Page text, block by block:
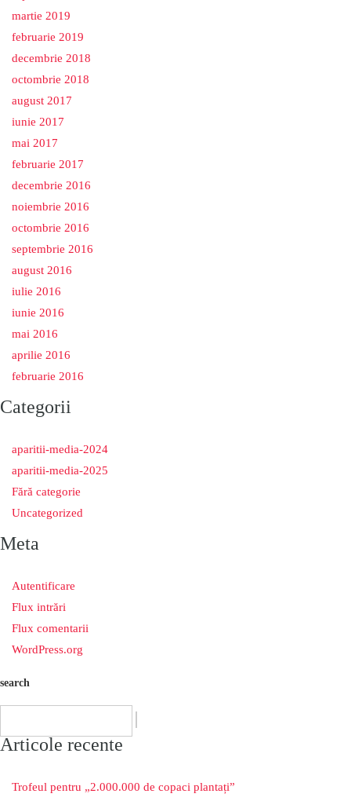
martie 2019
februarie 2019
decembrie 2018
octombrie 2018
august 2017
iunie 2017
mai 2017
februarie 2017
decembrie 2016
noiembrie 2016
octombrie 2016
septembrie 2016
august 2016
iulie 2016
iunie 2016
mai 2016
aprilie 2016
februarie 2016
Categorii
aparitii-media-2024
aparitii-media-2025
Fără categorie
Uncategorized
Meta
Autentificare
Flux intrări
Flux comentarii
WordPress.org
search
Articole recente
Trofeul pentru „2.000.000 de copaci plantați”